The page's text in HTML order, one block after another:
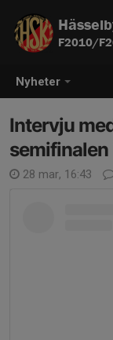
Nyheter
F2010/
Intervju
semifinalen
28 mar, 16:43